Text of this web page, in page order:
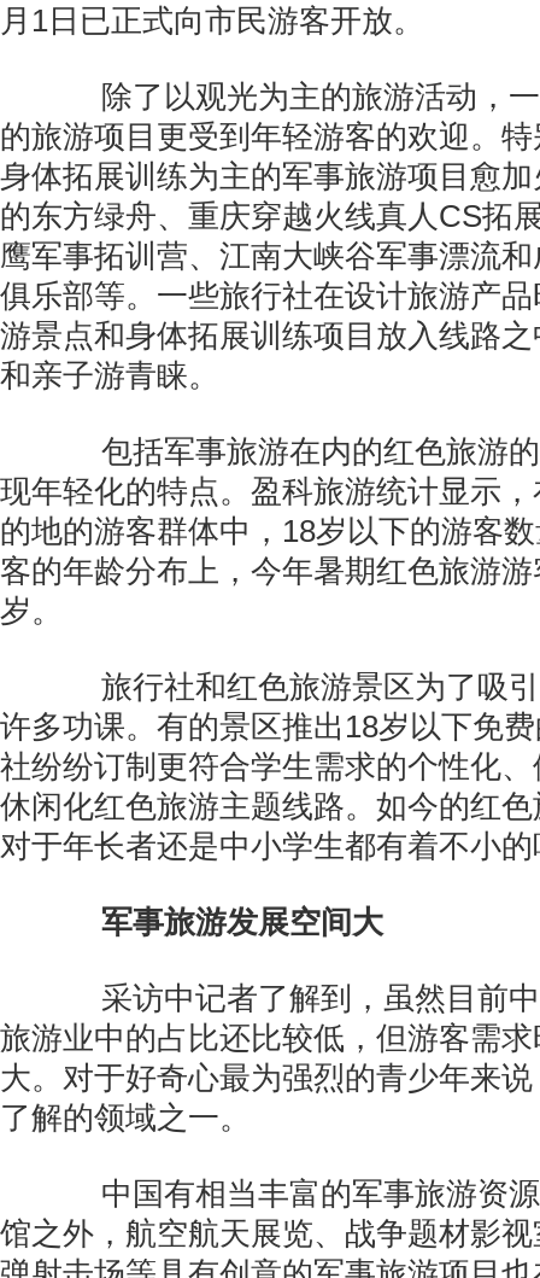
月1日已正式向市民游客开放。
除了以观光为主的旅游活动，一
的旅游项目更受到年轻游客的欢迎。
身体拓展训练为主的军事旅游项目愈
的东方绿舟、重庆穿越火线真人CS拓
鹰军事拓训营、江南大峡谷军事漂流
俱乐部等。一些旅行社在设计旅游产
游景点和身体拓展训练项目放入线路
和亲子游青睐。
包括军事旅游在内的红色旅游的
现年轻化的特点。盈科旅游统计显示
的地的游客群体中，18岁以下的游客
客的年龄分布上，今年暑期红色旅游
岁。
旅行社和红色旅游景区为了吸引
许多功课。有的景区推出18岁以下免
社纷纷订制更符合学生需求的个性化
休闲化红色旅游主题线路。如今的红
对于年长者还是中小学生都有着不小
军事旅游发展空间大
采访中记者了解到，虽然目前中
旅游业中的占比还比较低，但游客需
大。对于好奇心最为强烈的青少年来
了解的领域之一。
中国有相当丰富的军事旅游资源
馆之外，航空航天展览、战争题材影